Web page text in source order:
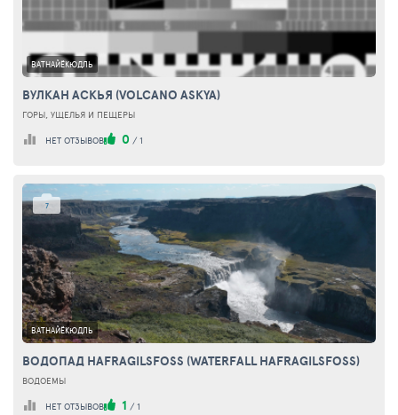
ВАТНАЙЁКЮДЛЬ
ВУЛКАН АСКЬЯ (VOLCANO ASKYA)
ГОРЫ, УЩЕЛЬЯ И ПЕЩЕРЫ
НЕТ ОТЗЫВОВ 0 / 1
7
ВАТНАЙЁКЮДЛЬ
ВОДОПАД HAFRAGILSFOSS (WATERFALL HAFRAGILSFOSS)
ВОДОЕМЫ
НЕТ ОТЗЫВОВ 1 / 1